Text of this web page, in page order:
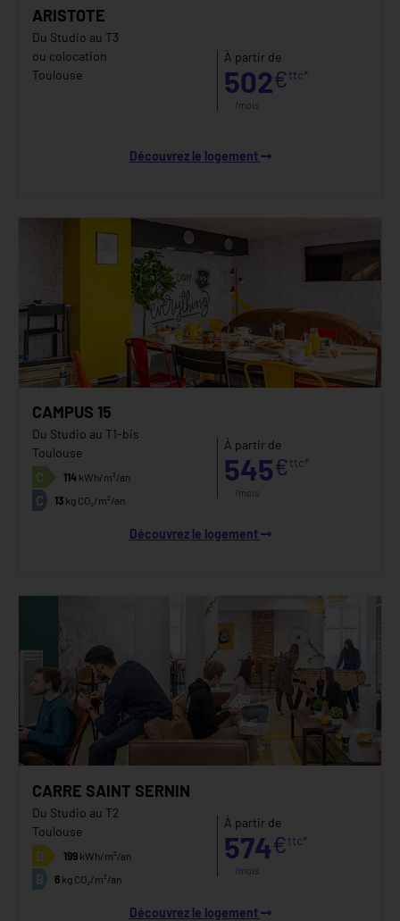
ARISTOTE
Du Studio au T3
ou colocation
Toulouse
À partir de
502€ttc*
/mois
Découvrez le logement
CAMPUS 15
Du Studio au T1-bis
Toulouse
C 114kWh/m²/an
C 13kg CO₂/m²/an
À partir de
545€ttc*
/mois
Découvrez le logement
CARRE SAINT SERNIN
Du Studio au T2
Toulouse
D 199kWh/m²/an
6kg CO₂/m²/an
À partir de
574€ttc*
/mois
Découvrez le logement